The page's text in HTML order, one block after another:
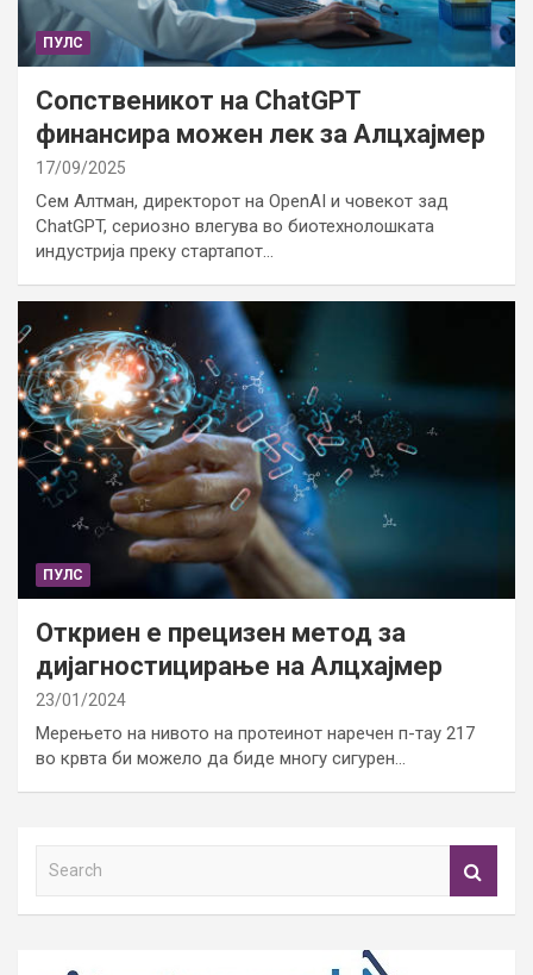
ПУЛС
Сопственикот на ChatGPT
финансира можен лек за Алцхајмер
17/09/2025
Сем Алтман, директорот на OpenAI и човекот зад
ChatGPT, сериозно влегува во биотехнолошката
индустрија преку стартапот…
ПУЛС
Откриен е прецизен метод за
дијагностицирање на Алцхајмер
23/01/2024
Мерењето на нивото на протеинот наречен п-тау 217
во крвта би можело да биде многу сигурен…